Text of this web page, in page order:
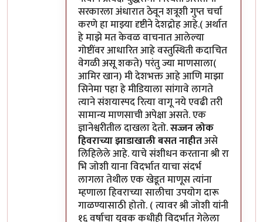
सरकारला अंधारात ठेवून शत्रूशी गुप्त चर्चा
करणे हा माझ्या दृष्टीने देशद्रोह आहे.( अर्थात
हे माझे मत केवळ वाचनात आलेल्या
गोष्टींवर आधारित आहे वस्तुस्थिती कदाचित
वेगळी असू शकते) परंतु ज्या माणसाला(
आमिर खान) मी देशभक्त आहे आणि माझा
सिनेमा पहा हे मीडियाला सांगावे लागते
त्याने संशयास्पद रित्या वागू नये एवढी तरी
सामान्य माणसाची अपेक्षा असते. एक
ज्ञानेश्वरीतील दाखला देतो.सज्जन लोक
हिवराच्या झाडाखाली बसत नाहीतअसे
लिहिलेले आहे. याचे संशीधन करताना श्री रा
भि जोशी याना विदर्भात याचा संदर्भ
लागला तेथील एक खेडूत माणूस त्यांना
म्हणाला हिवराच्या सालीचा उपयोग दारू
गाळण्यासाठी होतो. ( त्यावर श्री जोशी यांनी
१६ वर्षाचा युवक कधीही विदर्भात गेलेला